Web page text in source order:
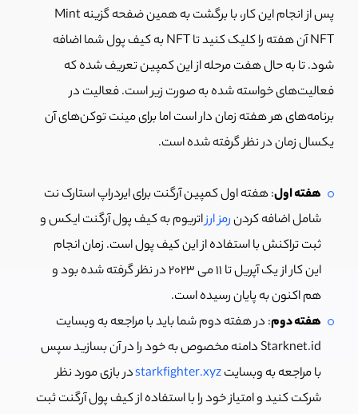
پس از انجام این کار، با برگشت به همین ضفحه گزینه Mint
NFT آن هفته را کلیک کنید تا NFT به کیف پول شما اضافه
شود. تا به حال هفت مرحله از این کمپین تعریف شده که
فعالیت‌های خواسته شده به صورت زیر است. فعالیت در
برنامه‌های هر هفته زمان دار است اما برای مینت توکن‌های آن
یکسال زمان در نظر گرفته شده است.
هفته اول: هفته اول کمپین آرگنت برای ایردراپ استارک نت
شامل اضافه کردنرمز ارزاتریوم به کیف پول آرگنت ایکس و
ثبت تراکنش با استفاده از این کیف پول است. زمان انجام
این کار از یک آپریل تا 11 می 2023 در نظر گرفته شده بود و
هم اکنون به پایان رسیده است.
هفته دوم: در هفته دوم شما باید با مراجعه به وبسایت
Starknet.id دامنه مخصوص به خود را در آن بسازید سپس
با مراجعه به وبسایتstarkfighter.xyzدر بازی مورد نظر
شرکت کنید و امتیاز خود را با استفاده از کیف پول آرگنت ثبت